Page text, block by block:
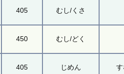
405 むし/くさ
450 むし/どく
405 じめん